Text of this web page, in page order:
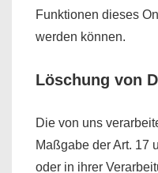
Funktionen dieses
werden können.
Löschung von
Die von uns
Maßgabe der Art. 17
oder in ihrer